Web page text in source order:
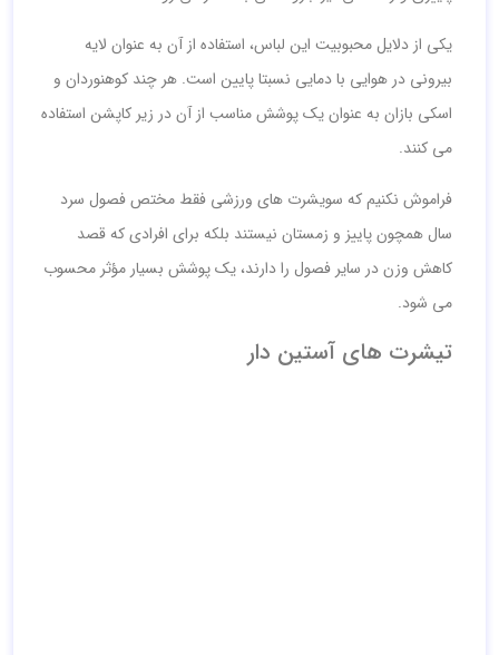
یکی از دلایل محبوبیت این لباس، استفاده از آن به عنوان لایه
بیرونی در هوایی با دمایی نسبتا پایین است. هر چند کوهنوردان و
اسکی بازان به عنوان یک پوشش مناسب از آن در زیر کاپشن استفاده
می کنند.
فراموش نکنیم که سویشرت های ورزشی فقط مختص فصول سرد
سال همچون پاییز و زمستان نیستند بلکه برای افرادی که قصد
کاهش وزن در سایر فصول را دارند، یک پوشش بسیار مؤثر محسوب
می شود.
تیشرت های آستین دار